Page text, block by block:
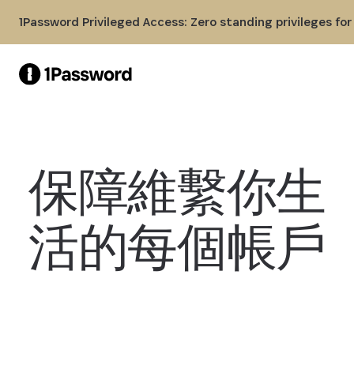
1Password Privileged Access: Zero standing privileges
保障維繫你生
活的每個帳戶